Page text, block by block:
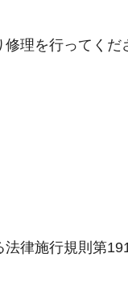
理を行ってくだ
律施行規則第